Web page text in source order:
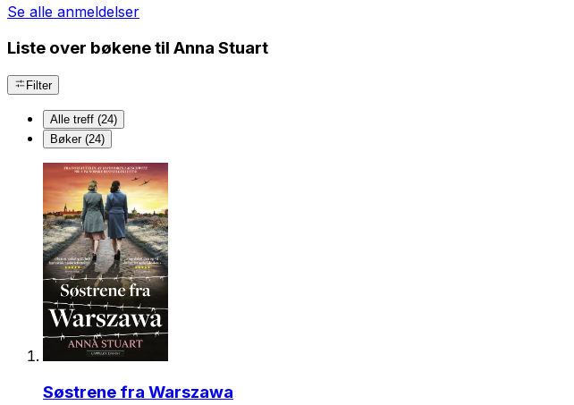
Se alle anmeldelser
Liste over bøkene til Anna Stuart
Filter
Alle treff (24)
Bøker (24)
Søstrene fra Warszawa